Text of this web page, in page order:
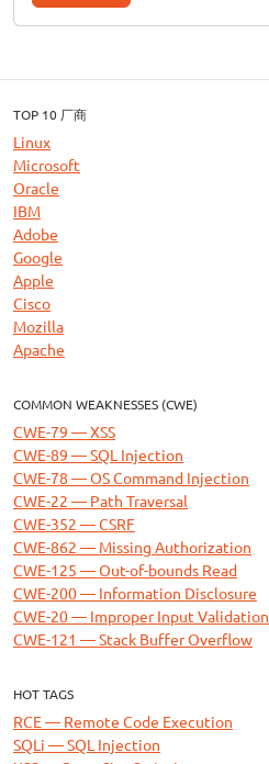
TOP 10 厂商
Linux
Microsoft
Oracle
IBM
Adobe
Google
Apple
Cisco
Mozilla
Apache
COMMON WEAKNESSES (CWE)
CWE-79 — XSS
CWE-89 — SQL Injection
CWE-78 — OS Command Injection
CWE-22 — Path Traversal
CWE-352 — CSRF
CWE-862 — Missing Authorization
CWE-125 — Out-of-bounds Read
CWE-200 — Information Disclosure
CWE-20 — Improper Input Validation
CWE-121 — Stack Buffer Overflow
HOT TAGS
RCE — Remote Code Execution
SQLi — SQL Injection